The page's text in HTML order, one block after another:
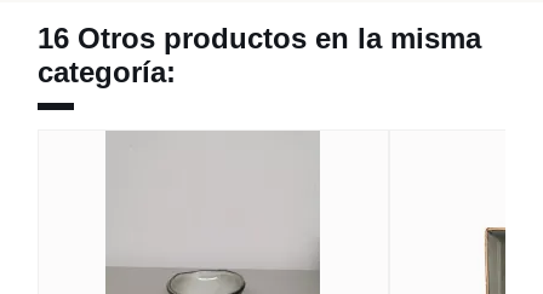
16 Otros productos en la misma
categoría: